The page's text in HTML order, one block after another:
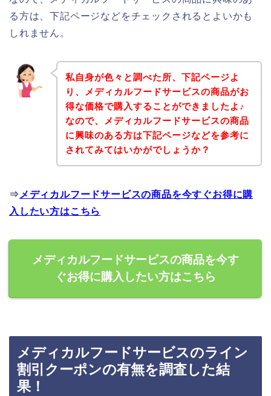
る方は、下記ページなどをチェックされるとよいかも
しれません。
私自身が色々と調べた所、下記ページよ
り、メディカルフードサービスの商品がお
得な価格で購入することができましたよ♪
なので、メディカルフードサービスの商品
に興味のある方は下記ページなどを参考に
されてみてはいかがでしょうか？
⇒ メディカルフードサービスの商品を今すぐお得に購
入したい方はこちら
メディカルフードサービスの商品を今す
ぐお得に購入したい方はこちら
メディカルフードサービスのライン
割引クーポンの有無を調査した結
果！